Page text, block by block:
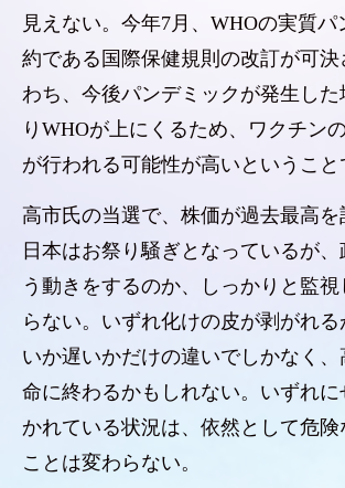
見えない。今年7月、WHOの実質パ
約である国際保健規則の改訂が可決
わち、今後パンデミックが発生した
りWHOが上にくるため、ワクチン
が行われる可能性が高いということ
高市氏の当選で、株価が過去最高
日本はお祭り騒ぎとなっているが
う動きをするのか、しっかりと監
らない。いずれ化けの皮が剥がれ
いか遅いかだけの違いでしかなく
命に終わるかもしれない。いずれに
かれている状況は、依然として危険
ことは変わらない。